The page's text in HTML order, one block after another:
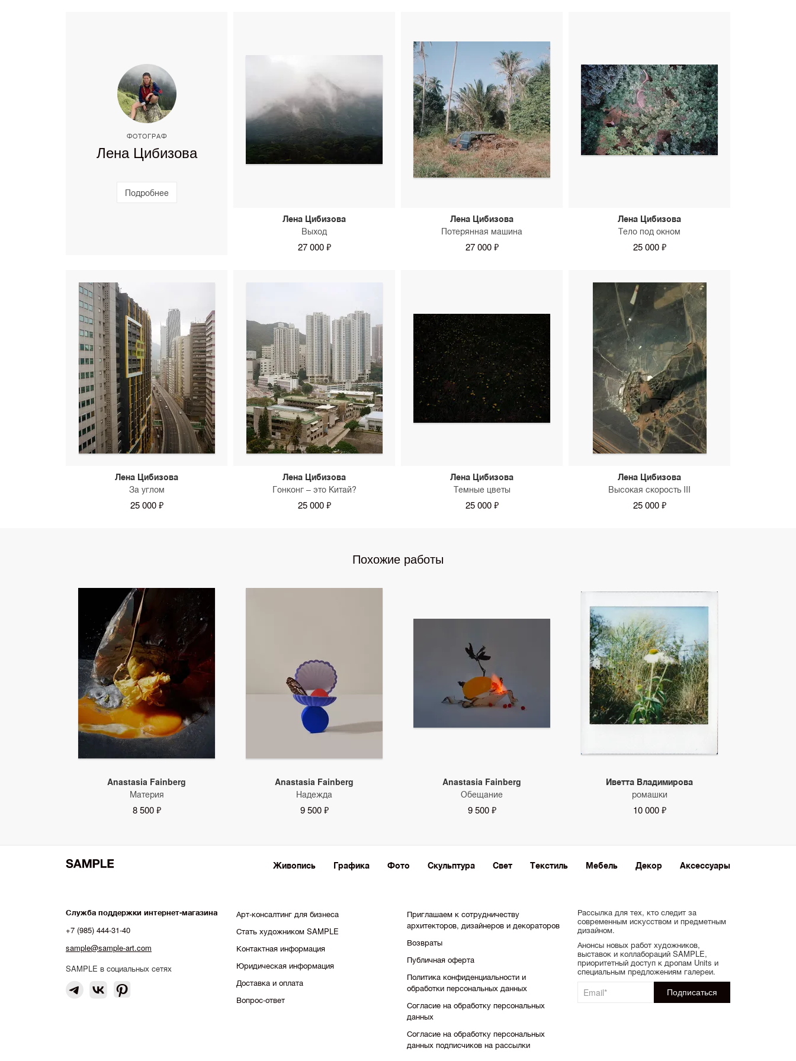
ФОТОГРАФ
Лена Цибизова
Подробнее
Лена Цибизова
Выход
27 000 ₽
Лена Цибизова
Потерянная машина
27 000 ₽
Лена Цибизова
Тело под окном
25 000 ₽
Лена Цибизова
За углом
25 000 ₽
Лена Цибизова
Гонконг – это Китай?
25 000 ₽
Лена Цибизова
Темные цветы
25 000 ₽
Лена Цибизова
Высокая скорость III
25 000 ₽
Похожие работы
Anastasia Fainberg
Материя
8 500 ₽
Anastasia Fainberg
Надежда
9 500 ₽
Anastasia Fainberg
Обещание
9 500 ₽
Иветта Владимирова
ромашки
10 000 ₽
Живопись Графика Фото Скульптура Свет Текстиль Мебель Декор Аксессуары
Служба поддержки интернет-магазина
+7 (985) 444-31-40
sample@sample-art.com
SAMPLE в социальных сетях
Арт-консалтинг для бизнеса
Стать художником SAMPLE
Контактная информация
Юридическая информация
Доставка и оплата
Вопрос-ответ
Приглашаем к сотрудничеству
архитекторов, дизайнеров и декораторов
Возвраты
Публичная оферта
Политика конфиденциальности и
обработки персональных данных
Согласие на обработку персональных
данных
Согласие на обработку персональных
данных подписчиков на рассылки
Рассылка для тех, кто следит за
современным искусством и предметным
дизайном.
Анонсы новых работ художников,
выставок и коллабораций SAMPLE,
приоритетный доступ к дропам Units и
специальным предложениям галереи.